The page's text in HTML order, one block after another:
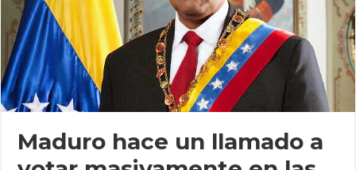
Maduro hace un llamado a